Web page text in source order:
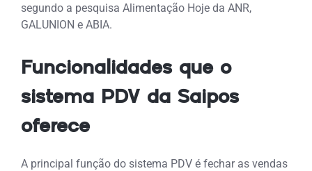
segundo a pesquisa Alimentação Hoje da ANR,
GALUNION e ABIA.
Funcionalidades que o
sistema PDV da Saipos
oferece
A principal função do sistema PDV é fechar as vendas